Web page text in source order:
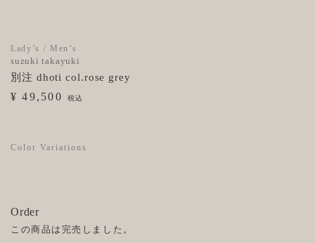
Lady’s / Men’s
suzuki takayuki
別注 dhoti col.rose grey
¥ 49,500 税込
Color Variations
Order
この商品は完売しました。